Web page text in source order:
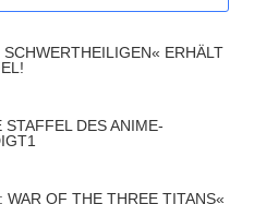
ERHÄLT
DES ANIME-
WAR OF THE THREE TITANS«